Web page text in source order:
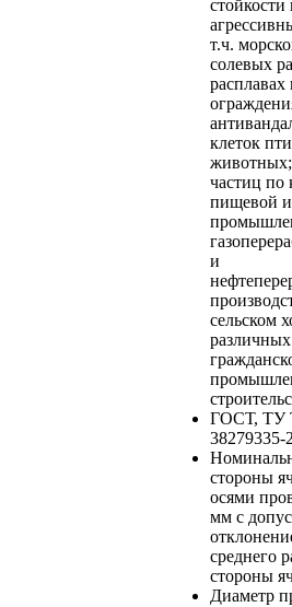
стойкости
т.ч.
солевых
клеток
животных;
частиц по
пищевой
и
сельском
ГОСТ, ТУ
38279335-
стороны
осями
мм с
среднего
стороны
Диаметр